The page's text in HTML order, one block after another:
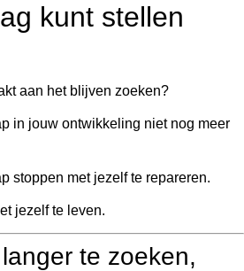
kunt stellen
aan het blijven zoeken?
in jouw ontwikkeling niet nog meer
stoppen met jezelf te repareren.
jezelf te leven.
te zoeken,